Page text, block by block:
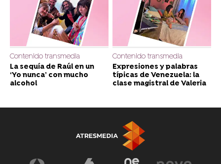
Contenido transmedia
La sequía de Raúl en un
‘Yo nunca’ con mucho
alcohol
Contenido transmedia
Expresiones y palabras
típicas de Venezuela: la
clase magistral de Valeria